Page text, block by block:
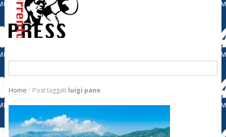
Home / Post taggati luigi pane